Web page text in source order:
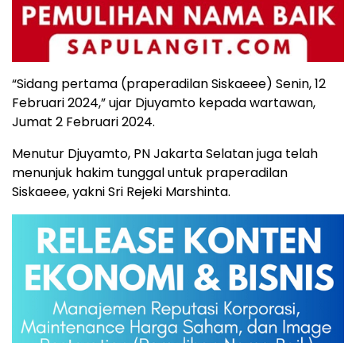
“Sidang pertama (praperadilan Siskaeee) Senin, 12
Februari 2024,” ujar Djuyamto kepada wartawan,
Jumat 2 Februari 2024.
Menutur Djuyamto, PN Jakarta Selatan juga telah
menunjuk hakim tunggal untuk praperadilan
Siskaeee, yakni Sri Rejeki Marshinta.